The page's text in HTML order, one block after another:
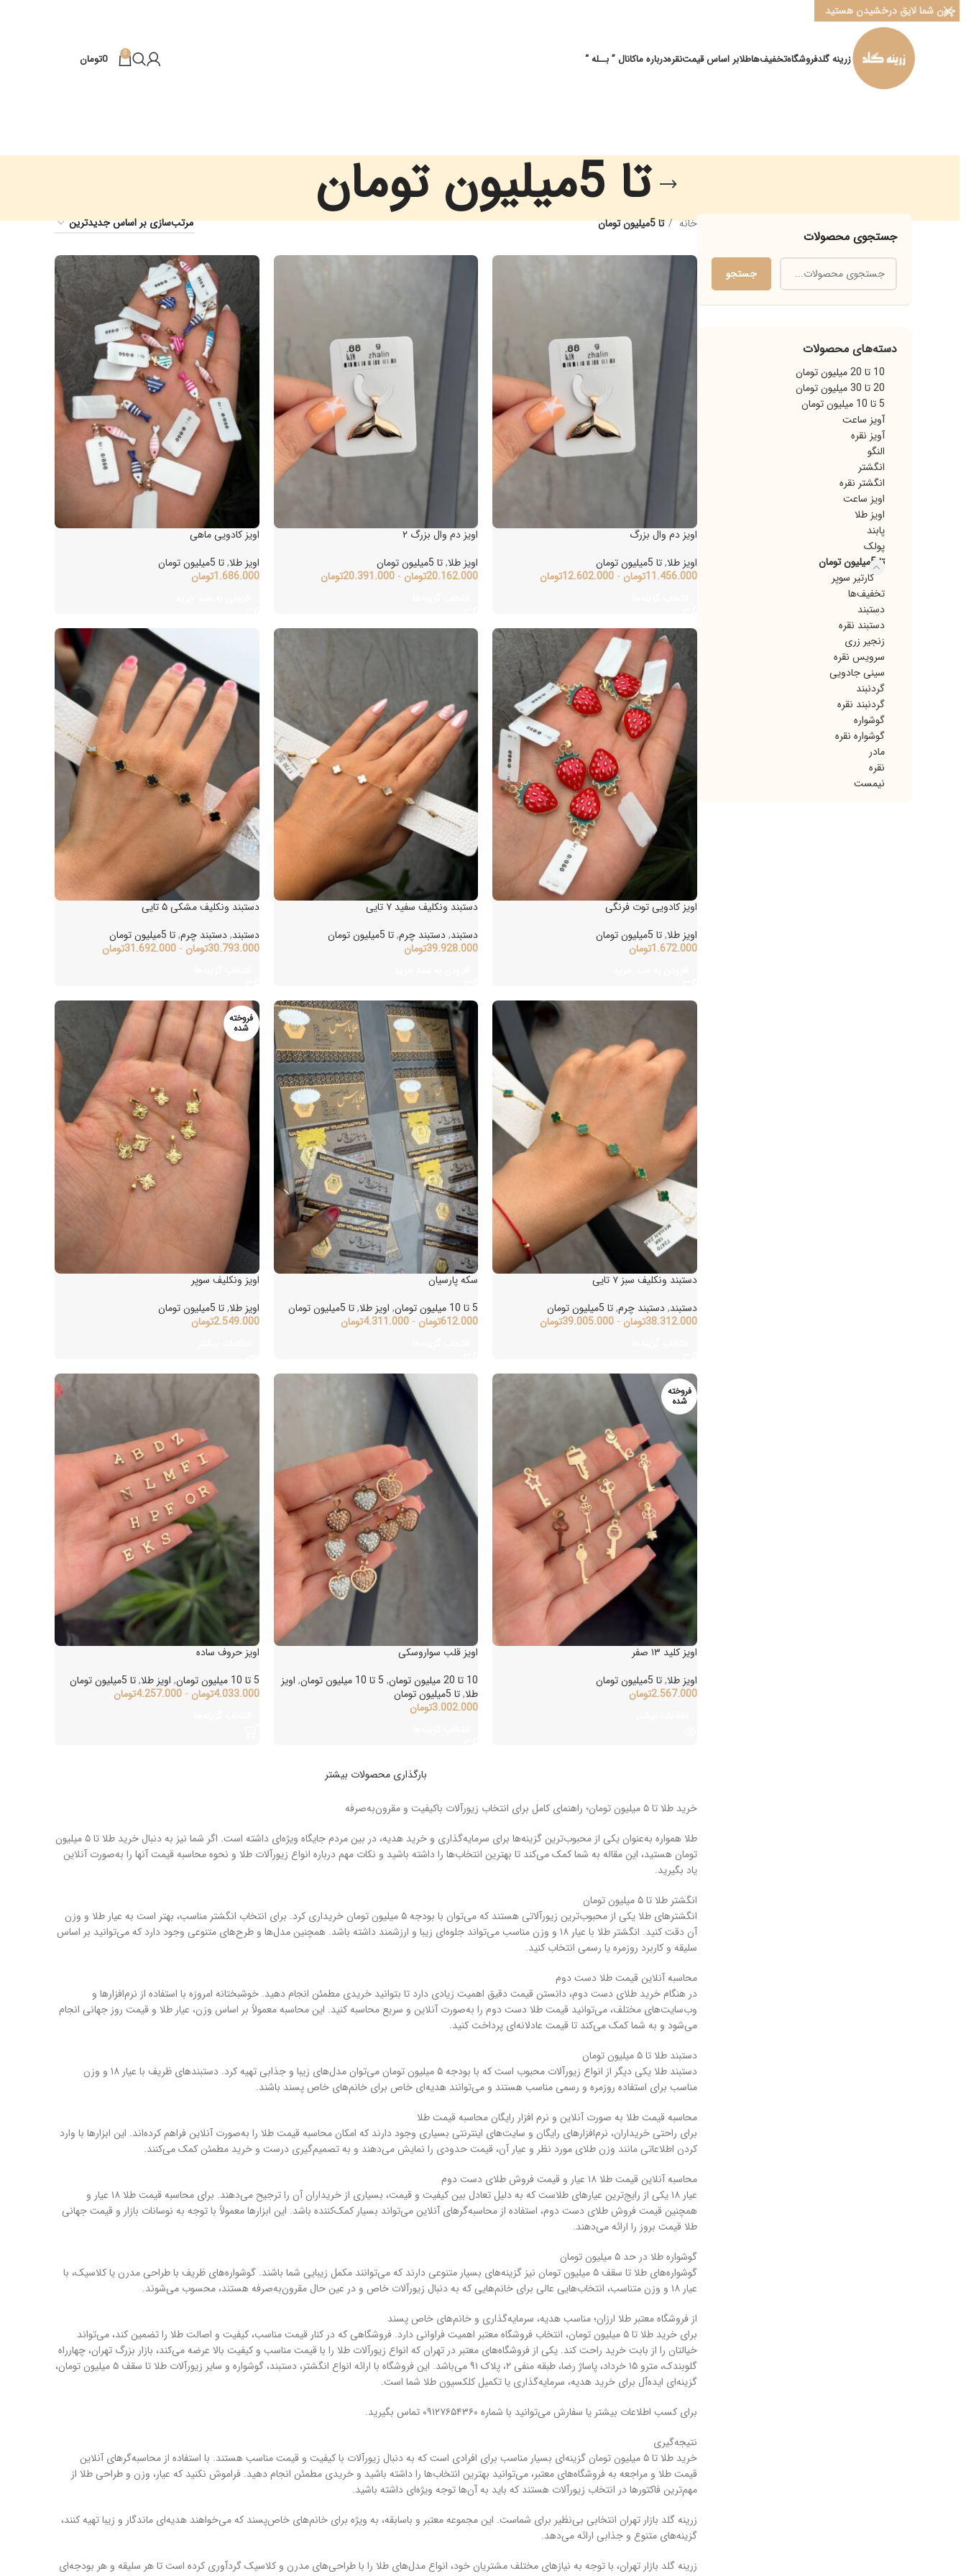
زرینه گلدفروشگاهتخفیف‌هاطلابر اساس قیمتنقرهدرباره ماکانال ” بــله “ 0 تومان
تا 5میلیون تومان
جستجوی محصولات
جستجو
دسته‌های محصولات
10 تا 20 میلیون تومان
20 تا 30 میلیون تومان
آویز ساعت
آویز نقره
النگو
انگشتر
انگشتر نقره
اویز ساعت
اویز طلا
پابند
پولک
تا 5میلیون تومان
کارتیر سوپر
تخفیف‌ها
دستبند
دستبند نقره
زنجیر زری
سرویس نقره
سینی جادویی
گردنبند
گردنبند نقره
گوشواره
گوشواره نقره
مادر
نقره
نیمست
خانه تا 5میلیون تومان
اویز دم وال بزرگ
اویز طلا,تا 5میلیون تومان
11.456.000تومان-
12.602.000تومان
اویز دم وال بزرگ ۲
اویز طلا,تا 5میلیون تومان
20.162.000تومان-
20.391.000تومان
اویز کادویی ماهی
اویز طلا,تا 5میلیون تومان
1.686.000تومان
اویز کادویی توت فرنگی
اویز طلا,تا 5میلیون تومان
1.672.000تومان
دستبند ونکلیف سفید ۷ تایی
دستبند,دستبند چرم,تا 5میلیون تومان
39.928.000تومان
دستبند ونکلیف مشکی ۵ تایی
دستبند,دستبند چرم,تا 5میلیون تومان
30.793.000تومان-
31.692.000تومان
دستبند ونکلیف سبز ۷ تایی
دستبند,دستبند چرم,تا 5میلیون تومان
38.312.000تومان-
39.005.000تومان
سکه پارسیان
,اویز طلا,تا 5میلیون تومان
612.000تومان-
4.311.000تومان
فروخته
شده
اویز ونکلیف سوپر
اویز طلا,تا 5میلیون تومان
2.549.000تومان
فروخته
شده
اویز کلید ۱۳ صفر
اویز طلا,تا 5میلیون تومان
2.567.000تومان
اویز قلب سواروسکی
10 تا 20 میلیون تومان
,5 تا 10 میلیون تومان ,اویز
طلا,تا 5میلیون تومان
3.002.000تومان
اویز حروف ساده
,اویز طلا,تا 5میلیون تومان
4.033.000تومان-
4.257.000تومان
بارگذاری محصولات بیشتر
خرید طلا تا ۵ میلیون تومان؛ راهنمای کامل برای انتخاب زیورآلات باکیفیت و مقرون‌به‌صرفه
طلا همواره به‌عنوان یکی از محبوب‌ترین گزینه‌ها برای سرمایه‌گذاری و خرید هدیه، در بین مردم جایگاه ویژه‌ای داشته است. اگر شما نیز به دنبال خرید طلا تا ۵ میلیون
تومان هستید، این مقاله به شما کمک می‌کند تا بهترین انتخاب‌ها را داشته باشید و نکات مهم درباره انواع زیورآلات طلا و نحوه محاسبه قیمت آنها را به‌صورت آنلاین
یاد بگیرید.
انگشتر طلا تا ۵ میلیون تومان
انگشترهای طلا یکی از محبوب‌ترین زیورآلاتی هستند که می‌توان با بودجه ۵ میلیون تومان خریداری کرد. برای انتخاب انگشتر مناسب، بهتر است به عیار طلا و وزن
آن دقت کنید. انگشتر طلا با عیار ۱۸ و وزن مناسب می‌تواند جلوه‌ای زیبا و ارزشمند داشته باشد. همچنین مدل‌ها و طرح‌های متنوعی وجود دارد که می‌توانید بر اساس
سلیقه و کاربرد روزمره یا رسمی انتخاب کنید.
محاسبه آنلاین قیمت طلا دست دوم
در هنگام خرید طلای دست دوم، دانستن قیمت دقیق اهمیت زیادی دارد تا بتوانید خریدی مطمئن انجام دهید. خوشبختانه امروزه با استفاده از نرم‌افزارها و
وب‌سایت‌های مختلف، می‌توانید قیمت طلا دست دوم را به‌صورت آنلاین و سریع محاسبه کنید. این محاسبه معمولاً بر اساس وزن، عیار طلا و قیمت روز جهانی انجام
می‌شود و به شما کمک می‌کند تا قیمت عادلانه‌ای پرداخت کنید.
دستبند طلا تا ۵ میلیون تومان
دستبند طلا یکی دیگر از انواع زیورآلات محبوب است که با بودجه ۵ میلیون تومان می‌توان مدل‌های زیبا و جذابی تهیه کرد. دستبند‌های ظریف با عیار ۱۸ و وزن
مناسب برای استفاده روزمره و رسمی مناسب هستند و می‌توانند هدیه‌ای خاص برای خانم‌های خاص پسند باشند.
محاسبه قیمت طلا به صورت آنلاین و نرم افزار رایگان محاسبه قیمت طلا
برای راحتی خریداران، نرم‌افزارهای رایگان و سایت‌های اینترنتی بسیاری وجود دارند که امکان محاسبه قیمت طلا را به‌صورت آنلاین فراهم کرده‌اند. این ابزارها با وارد
کردن اطلاعاتی مانند وزن طلای مورد نظر و عیار آن، قیمت حدودی را نمایش می‌دهند و به تصمیم‌گیری درست و خرید مطمئن کمک می‌کنند.
محاسبه آنلاین قیمت طلا ۱۸ عیار و قیمت فروش طلای دست دوم
عیار ۱۸ یکی از رایج‌ترین عیارهای طلاست که به دلیل تعادل بین کیفیت و قیمت، بسیاری از خریداران آن را ترجیح می‌دهند. برای محاسبه قیمت طلا ۱۸ عیار و
همچنین قیمت فروش طلای دست دوم، استفاده از محاسبه‌گرهای آنلاین می‌تواند بسیار کمک‌کننده باشد. این ابزارها معمولاً با توجه به نوسانات بازار و قیمت جهانی
طلا قیمت بروز را ارائه می‌دهند.
گوشواره طلا در حد ۵ میلیون تومان
گوشواره‌های طلا تا سقف ۵ میلیون تومان نیز گزینه‌های بسیار متنوعی دارند که می‌توانند مکمل زیبایی شما باشند. گوشواره‌های ظریف با طراحی مدرن یا کلاسیک، با
عیار ۱۸ و وزن متناسب، انتخاب‌هایی عالی برای خانم‌هایی که به دنبال زیورآلات خاص و در عین حال مقرون‌به‌صرفه هستند، محسوب می‌شوند.
از فروشگاه معتبر طلا ارزان؛ مناسب هدیه، سرمایه‌گذاری و خانم‌های خاص پسند
برای خرید طلا تا ۵ میلیون تومان، انتخاب فروشگاه معتبر اهمیت فراوانی دارد. فروشگاهی که در کنار قیمت مناسب، کیفیت و اصالت طلا را تضمین کند، می‌تواند
خیالتان را از بابت خرید راحت کند. یکی از فروشگاه‌های معتبر در تهران که انواع زیورآلات طلا را با قیمت مناسب و کیفیت بالا عرضه می‌کند، بازار بزرگ تهران، چهارراه
گلوبندک، مترو ۱۵ خرداد، پاساژ رضا، طبقه منفی ۲، پلاک ۹۱ می‌باشد. این فروشگاه با ارائه انواع انگشتر، دستبند، گوشواره و سایر زیورآلات طلا تا سقف ۵ میلیون تومان،
گزینه‌ای ایده‌آل برای خرید هدیه، سرمایه‌گذاری یا تکمیل کلکسیون طلا شما است.
برای کسب اطلاعات بیشتر یا سفارش می‌توانید با شماره ۰۹۱۲۷۶۵۴۳۶۰ تماس بگیرید.
نتیجه‌گیری
خرید طلا تا ۵ میلیون تومان گزینه‌ای بسیار مناسب برای افرادی است که به دنبال زیورآلات با کیفیت و قیمت مناسب هستند. با استفاده از محاسبه‌گرهای آنلاین
قیمت طلا و مراجعه به فروشگاه‌های معتبر، می‌توانید بهترین انتخاب‌ها را داشته باشید و خریدی مطمئن انجام دهید. فراموش نکنید که عیار، وزن و طراحی طلا از
مهم‌ترین فاکتورها در انتخاب زیورآلات هستند که باید به آن‌ها توجه ویژه‌ای داشته باشید.
زرینه گلد بازار تهران انتخابی بی‌نظیر برای شماست. این مجموعه معتبر و باسابقه، به ویژه برای خانم‌های خاص‌پسند که می‌خواهند هدیه‌ای ماندگار و زیبا تهیه کنند،
گزینه‌های متنوع و جذابی ارائه می‌دهد.
زرینه گلد بازار تهران، با توجه به نیازهای مختلف مشتریان خود، انواع مدل‌های طلا را با طراحی‌های مدرن و کلاسیک گردآوری کرده است تا هر سلیقه و هر بودجه‌ای
چون شما لایق درخشیدن هستید